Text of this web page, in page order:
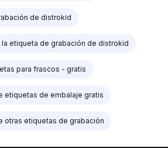
de distrokid
etiqueta de grabación de distrokid
para frascos - gratis
etiquetas de embalaje gratis
otras etiquetas de grabación